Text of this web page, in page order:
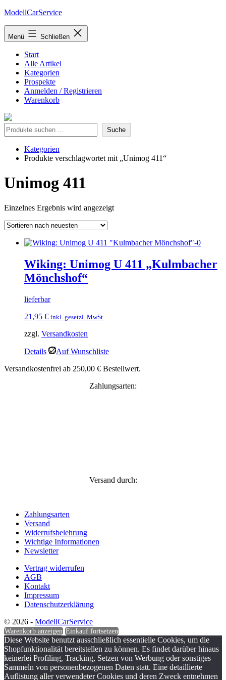
Zum
springen
ModellCarService
Menü Schließen
Start
Alle Artikel
Kategorien
Prospekte
Anmelden / Registrieren
Warenkorb
Suche Suche
Kategorien
Produkte verschlagwortet mit „Unimog 411“
Unimog 411
Einzelnes Ergebnis wird angezeigt
Wiking: Unimog U 411 „Kulmbacher
Mönchshof“
lieferbar
21,95 € inkl. gesetzl. MwSt.
zzgl. Versandkosten
Details
Auf Wunschliste
Versandkostenfrei ab 250,00 € Bestellwert.
Zahlungsarten:
Versand durch:
Zahlungsarten
Versand
Widerrufsbelehrung
Wichtige Informationen
Newsletter
Vertrag widerrufen
AGB
Kontakt
Impressum
Datenschutzerklärung
© 2026 - ModellCarService
Warenkorb anzeigen Einkauf fortsetzen
Diese Website benutzt ausschließlich essentielle Cookies, um die
Shopfunktionalität bereitstellen zu können. Es findet darüber hinaus
keinerlei Profiling, Tracking, Setzen von Werbung oder sonstiges
Sammeln von personenbezogenen Daten statt. Eine detaillierte
Auflistung aller verwendeter Cookies und deren Zweck entnehmen